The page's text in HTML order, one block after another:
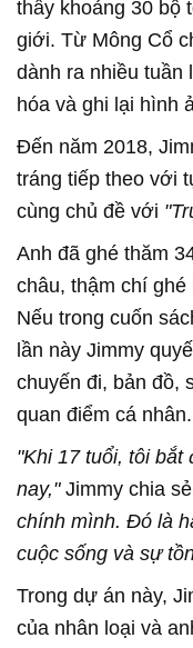
thấy khoảng 30 bộ
giới. Từ Mông Cổ
dành ra nhiều tuần
hóa và ghi lại hình
Đến năm 2018,
tráng tiếp theo với
cùng chủ đề với
Anh đã ghé thăm
châu, thậm chí
Nếu trong cuốn
lần này Jimmy
chuyến đi, bản đồ,
quan điểm cá
"Khi 17 tuổi, tôi bắt
nay,"Jimmy chia
chính mình. Đó là
cuộc sống và sự
Trong dự án này,
của nhân loại và